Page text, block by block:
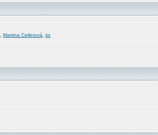
Martina Cellerová ks